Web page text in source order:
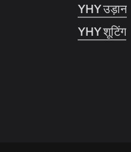
YHY उड़ान
YHY शूटिंग